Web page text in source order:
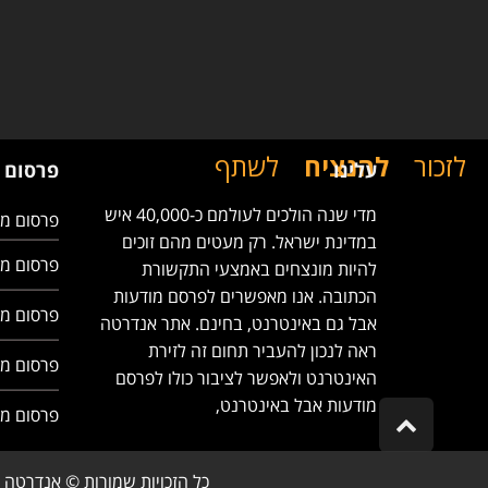
לזכור להנציח לשתף עלינו
מדי שנה הולכים לעולמם כ-40,000 איש
במדינת ישראל. רק מעטים מהם זוכים
להיות מונצחים באמצעי התקשורת
הכתובה. אנו מאפשרים לפרסם מודעות
אבל גם באינטרנט, בחינם. אתר אנדרטה
ראה לנכון להעביר תחום זה לזירת
האינטרנט ולאפשר לציבור כולו לפרסם
מודעות אבל באינטרנט,
פרסום
פרסום
פרסום
פרסום
פרסום
פרסום
כל הזכויות שמורות ©
to